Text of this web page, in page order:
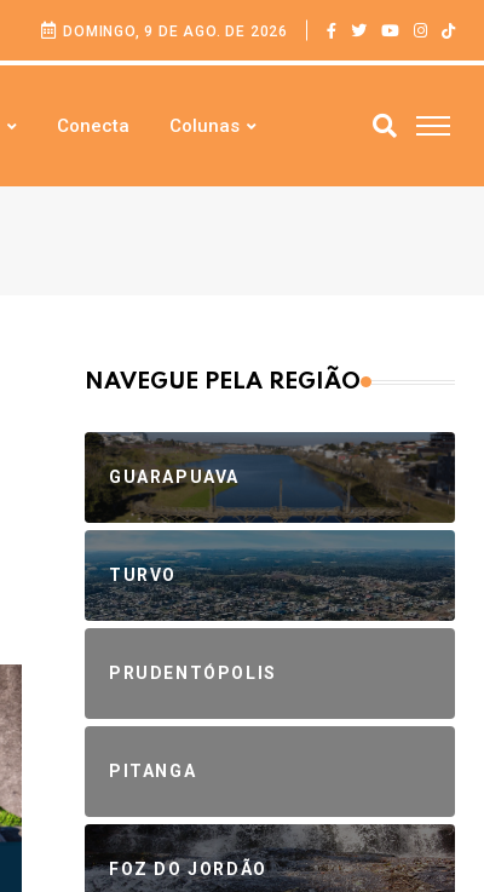
DOMINGO, 9 DE AGO. DE 2026
Conecta Colunas
NAVEGUE PELA REGIÃO
GUARAPUAVA
TURVO
PRUDENTÓPOLIS
PITANGA
FOZ DO JORDÃO